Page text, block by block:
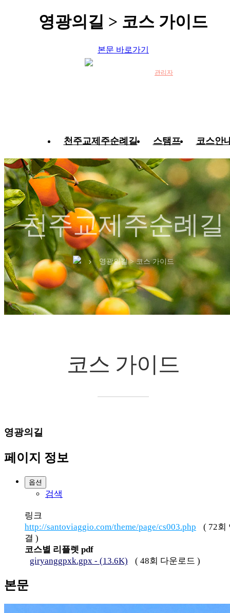
영광의길 > 코스 가이드
본문 바로가기
천주교제주순례길 스탬프 코스안
관리자
천주교제주순례길
chevron_right 영광의길 > 코스 가이드
코스 가이드
영광의길
페이지 정보
옵션
검색
링크
http://santoviaggio.com/theme/page/cs003.php
( 72회
결 )
코스별 리플렛 pdf
giryanggpxk.gpx - (13.6K)
( 48회 다운로드 )
본문